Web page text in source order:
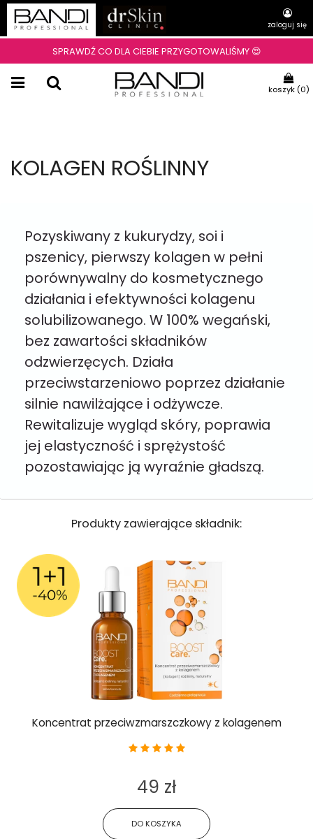
zaloguj się
SPRAWDŹ CO DLA CIEBIE PRZYGOTOWALIŚMY 😍
koszyk (0)
KOLAGEN ROŚLINNY
Pozyskiwany z kukurydzy, soi i
pszenicy, pierwszy kolagen w pełni
porównywalny do kosmetycznego
działania i efektywności kolagenu
solubilizowanego. W 100% wegański,
bez zawartości składników
odzwierzęcych. Działa
przeciwstarzeniowo poprzez działanie
silnie nawilżające i odżywcze.
Rewitalizuje wygląd skóry, poprawia
jej elastyczność i sprężystość
pozostawiając ją wyraźnie gładszą.
Produkty zawierające składnik:
Koncentrat przeciwzmarszczkowy z kolagenem
DO KOSZYKA
49 zł